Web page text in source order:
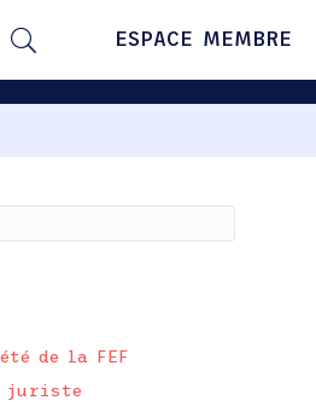
ESPACE MEMBRE
de la FEF
juriste